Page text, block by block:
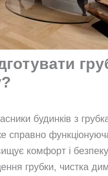
будинків з
справно
комфорт і
грубки, чистка